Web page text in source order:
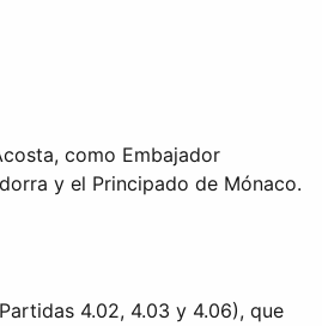
como Embajador
y el Principado de Mónaco.
4.02, 4.03 y 4.06), que